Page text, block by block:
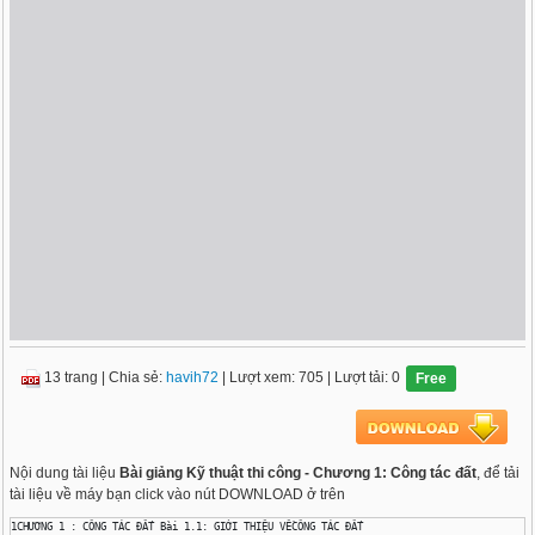
13 trang |Chia sẻ: havih72 | Lượt xem: 705 | Lượt tải: 0 Free
Nội dung tài liệu Bài giảng Kỹ thuật thi công - Chương 1: Công tác đất, để tải
tài liệu về máy bạn click vào nút DOWNLOAD ở trên
1CHƯƠNG 1 : CÔNG TÁC ĐẤT Bài 1.1: GIỚI THIỆU VỀCÔNG TÁC ĐẤT